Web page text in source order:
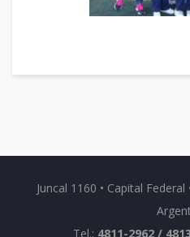
Juncal 1160 • Capital
Tel.: 4811-2962 /